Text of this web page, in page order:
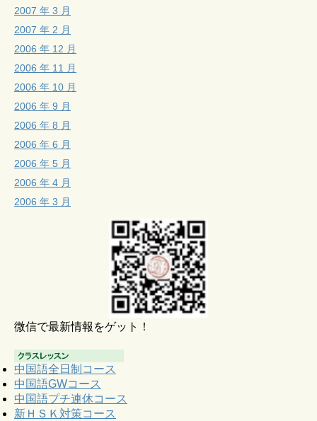
2007 年 3 月
2007 年 2 月
2006 年 12 月
2006 年 11 月
2006 年 10 月
2006 年 9 月
2006 年 8 月
2006 年 6 月
2006 年 5 月
2006 年 4 月
2006 年 3 月
微信で最新情報をゲット！
中国語全日制コース
中国語GWコース
中国語プチ連休コース
新ＨＳＫ対策コース